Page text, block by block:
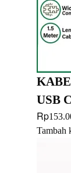
USB
Rp
Tambah